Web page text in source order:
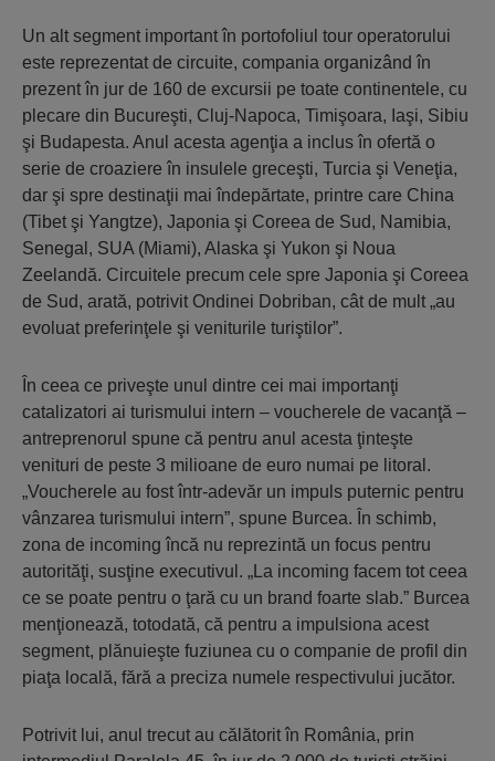
Un alt segment important în portofoliul tour operatorului
este reprezentat de circuite, compania organizând în
prezent în jur de 160 de excursii pe toate continentele, cu
plecare din Bucureşti, Cluj-Napoca, Timişoara, Iaşi, Sibiu
şi Budapesta. Anul acesta agenţia a inclus în ofertă o
serie de croaziere în insulele greceşti, Turcia şi Veneţia,
dar şi spre destinaţii mai îndepărtate, printre care China
(Tibet şi Yangtze), Japonia şi Coreea de Sud, Namibia,
Senegal, SUA (Miami), Alaska şi Yukon şi Noua
Zeelandă. Circuitele precum cele spre Japonia şi Coreea
de Sud, arată, potrivit Ondinei Dobriban, cât de mult „au
evoluat preferinţele şi veniturile turiştilor”.
În ceea ce priveşte unul dintre cei mai importanţi
catalizatori ai turismului intern – voucherele de vacanţă –
antreprenorul spune că pentru anul acesta ţinteşte
venituri de peste 3 milioane de euro numai pe litoral.
„Voucherele au fost într-adevăr un impuls puternic pentru
vânzarea turismului intern”, spune Burcea. În schimb,
zona de incoming încă nu reprezintă un focus pentru
autorităţi, susţine executivul. „La incoming facem tot ceea
ce se poate pentru o ţară cu un brand foarte slab.” Burcea
menţionează, totodată, că pentru a impulsiona acest
segment, plănuieşte fuziunea cu o companie de profil din
piaţa locală, fără a preciza numele respectivului jucător.
Potrivit lui, anul trecut au călătorit în România, prin